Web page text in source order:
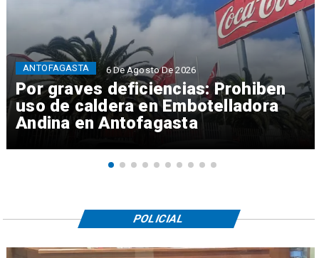
Por graves deficiencias: Prohiben
uso de caldera en Embotelladora
Andina en Antofagasta
ANTOFAGASTA 6 De Agosto De 2026
POLICIAL